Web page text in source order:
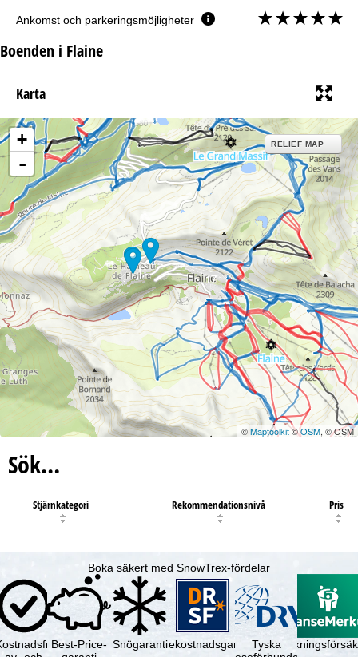
Ankomst och parkeringsmöjligheter
Boenden i Flaine
Karta
17
+
-
RELIEF MAP
©Maptoolkit©OSM, © OSM
Sök…
Stjärnkategori Rekommendationsnivå Pris
Boka säkert med SnowTrex-fördelar
Best-Price- SnögarantiResekostnadsgarantiTyska